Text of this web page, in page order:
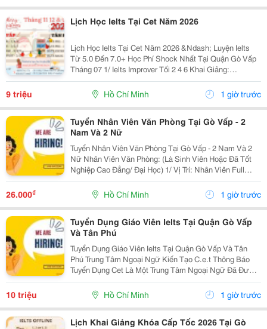
Lịch Học Ielts Tại Cet Năm 2026
Lịch Học Ielts Tại Cet Năm 2026 &Ndash; Luyện Ielts
Từ 5.0 Đến 7.0+ Học Phí Shock Nhất Tại Quận Gò Vấp
Tháng 07 1/ Ielts Improver Tối 2 4 6 Khai Giảng:
13/07/2026 Khung Giờ: 18:00 Đến 21:00 Học Phí Ưu Đãi
5% Khi Đăng Ký 2/ Ielts...
9 triệu Hồ Chí Minh 1 giờ trước
Tuyển Nhân Viên Văn Phòng Tại Gò Vấp - 2
Nam Và 2 Nữ
Tuyển Nhân Viên Văn Phòng Tại Gò Vấp - 2 Nam Và 2
Nữ Nhân Viên Văn Phòng: (Là Sinh Viên Hoặc Đã Tốt
Nghiệp Cao Đẳng/ Đại Học) 1/ Vị Trí: Nhân Viên Full
Time (2 Nam 2 Nữ) Ca Làm: 13:00 Đến 21:00 (1 Tháng
Được Nghỉ Phép 1 Ngày, Và Hưởng Các Ngày...
26.000₫ Hồ Chí Minh 1 giờ trước
Tuyển Dụng Giáo Viên Ielts Tại Quận Gò Vấp
Và Tân Phú
Tuyển Dụng Giáo Viên Ielts Tại Quận Gò Vấp Và Tân
Phú Trung Tâm Ngoại Ngữ Kiến Tạo C.e.t Thông Báo
Tuyển Dụng Cet Là Một Trung Tâm Ngoại Ngữ Đã Được
Thành Lập 16 Năm Chuyên Về Chương Trình Anh Văn
Học Thuật Ielts &Ndash; Toefl Ibt. Trung Tâm...
10 triệu Hồ Chí Minh 1 giờ trước
Lịch Khai Giảng Khóa Cấp Tốc 2026 Tại Gò